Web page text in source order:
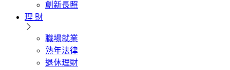
創新長照
理 財
職場就業
熟年法律
退休理財